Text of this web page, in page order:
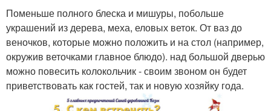
Поменьше полного блеска и мишуры, побольше
украшений из дерева, меха, еловых веток. От ваз до
веночков, которые можно положить и на стол (например,
окружив веточками главное блюдо). над большой дверью
можно повесить колокольчик - своим звоном он будет
приветствовать как гостей, так и новую хозяйку года.